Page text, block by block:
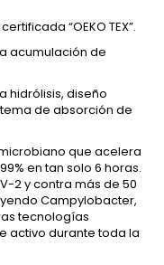
“OEKO TEX”.
acumulación de
hidrólisis, diseño
de absorción de
que acelera
en tan solo 6 horas.
2 y contra más de 50
Campylobacter,
tecnologías
activo durante toda la